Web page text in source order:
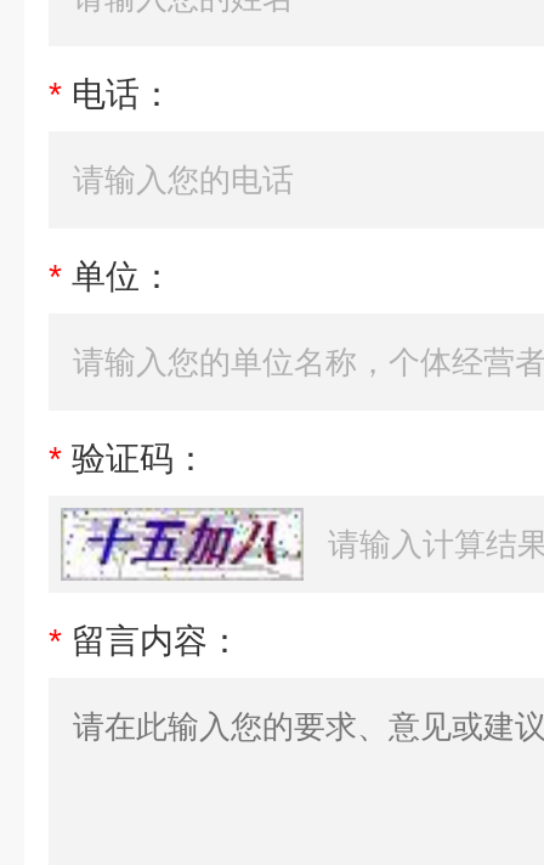
* 电话：
* 单位：
* 验证码：
* 留言内容：